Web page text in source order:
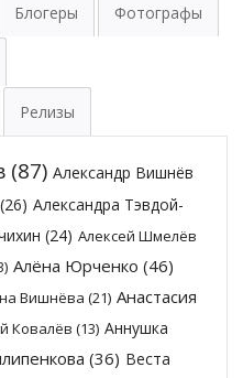
Блогеры Фотографы
Релизы
(87) Александр Вишнёв
(26) Александра Тэвдой-
(24) Алексей Шмелёв
Алёна Юрченко (46)
Вишнёва (21) Анастасия
Ковалёв (13) Аннушка
(36) Веста